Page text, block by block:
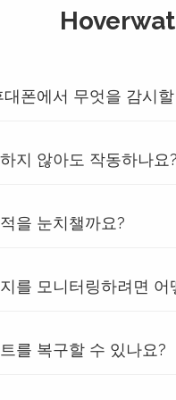
폰에서 무엇을 감시
지 않아도 작동하나요?
을 눈치챌까요?
를 모니터링하려면 어
를 복구할 수 있나요?